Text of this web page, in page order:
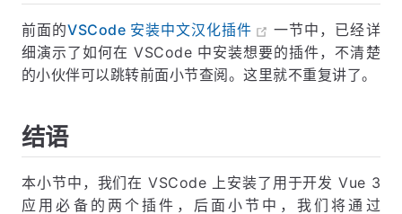
前面的VSCode 安装中文汉化插件
一节中，已经详
细演示了如何在 VSCode 中安装想要的插件，不清楚
的小伙伴可以跳转前面小节查阅。这里就不重复讲了。
结语
本小节中，我们在 VSCode 上安装了用于开发 Vue 3
应用必备的两个插件，后面小节中，我们将通过